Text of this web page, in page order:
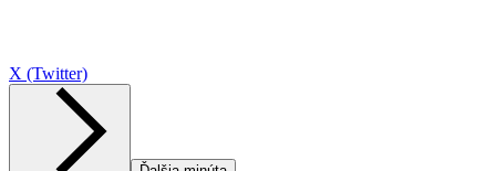
X (Twitter)